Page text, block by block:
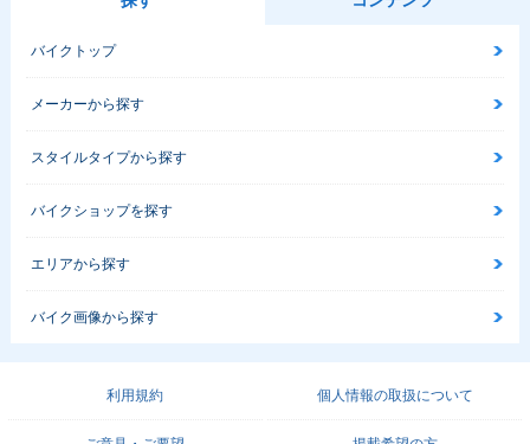
バイクトップ
メーカーから探す
スタイルタイプから探す
バイクショップを探す
エリアから探す
バイク画像から探す
利用規約 個人情報の取扱について